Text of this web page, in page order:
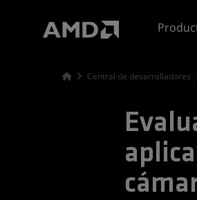
Central de desarrolladores